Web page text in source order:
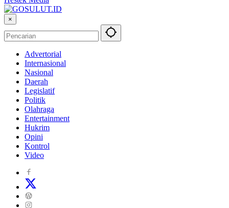
×
Advertorial
Internasional
Nasional
Daerah
Legislatif
Politik
Olahraga
Entertainment
Hukrim
Opini
Kontrol
Video